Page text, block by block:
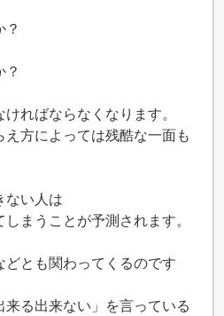
？
？
ればならなくなります。
え方によっては残酷な一面も
ない人は
まうことが予測されます。
どとも関わってくるのです
来る出来ない」を言っている